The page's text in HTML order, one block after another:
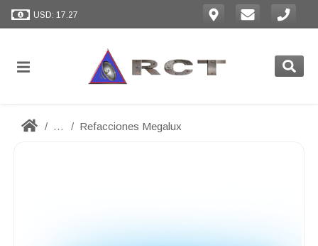
USD: 17.27
... Refacciones Megalux